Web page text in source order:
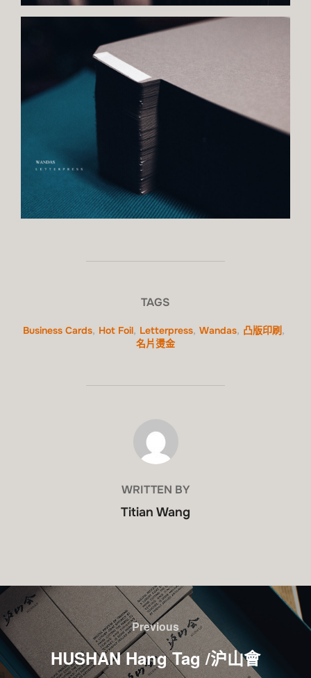
TAGS
Business Cards, Hot Foil, Letterpress, Wandas, 凸版印刷 ,
名片燙金
WRITTEN BY
Titian Wang
Previous
HUSHAN Hang Tag /沪山會